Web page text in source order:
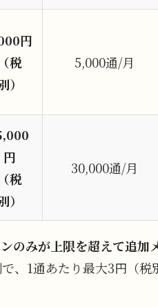
円
（税
）
5,000通/月
円
（税
）
30,000通/月
のみが上限を超えて追加
、1通あたり最大3円（税